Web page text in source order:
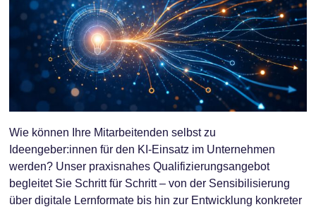
Wie können Ihre Mitarbeitenden selbst zu
Ideengeber:innen für den KI-Einsatz im Unternehmen
werden? Unser praxisnahes Qualifizierungsangebot
begleitet Sie Schritt für Schritt – von der Sensibilisierung
über digitale Lernformate bis hin zur Entwicklung konkreter